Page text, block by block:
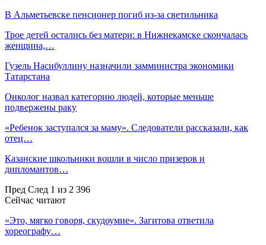
В Альметьевске пенсионер погиб из-за светильника
Трое детей остались без матери: в Нижнекамске скончалась
женщина,…
Гузель Насибуллину назначили замминистра экономики
Татарстана
Онколог назвал категорию людей, которые меньше
подвержены раку
«Ребенок заступался за маму». Следователи рассказали, как
отец…
Казанские школьники вошли в число призеров и
дипломантов…
Пред След 1 из 2 396
Сейчас читают
«Это, мягко говоря, скудоумие». Загитова ответила
хореографу…